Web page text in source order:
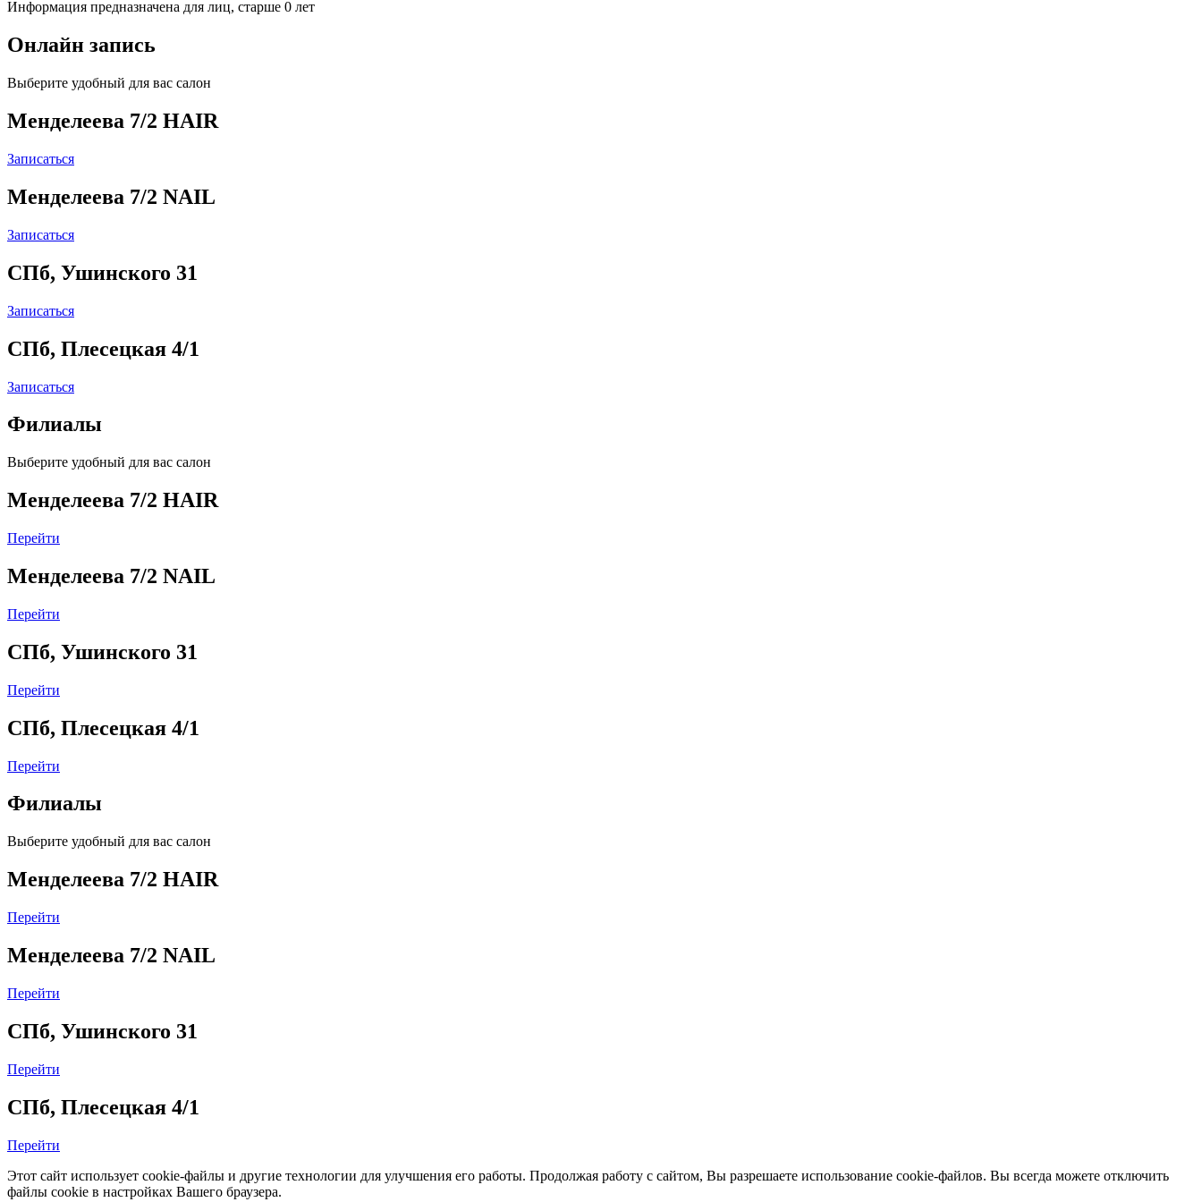
Информация предназначена для лиц, старше 0 лет
Онлайн запись
Выберите удобный для вас салон
Менделеева 7/2 HAIR
Записаться
Менделеева 7/2 NAIL
Записаться
СПб, Ушинского 31
Записаться
СПб, Плесецкая 4/1
Записаться
Филиалы
Выберите удобный для вас салон
Менделеева 7/2 HAIR
Перейти
Менделеева 7/2 NAIL
Перейти
СПб, Ушинского 31
Перейти
СПб, Плесецкая 4/1
Перейти
Филиалы
Выберите удобный для вас салон
Менделеева 7/2 HAIR
Перейти
Менделеева 7/2 NAIL
Перейти
СПб, Ушинского 31
Перейти
СПб, Плесецкая 4/1
Перейти
Этот сайт использует cookie-файлы и другие технологии для улучшения его работы. Продолжая работу с сайтом, Вы разрешаете использование cookie-файлов. Вы всегда можете отключить
файлы cookie в настройках Вашего браузера.